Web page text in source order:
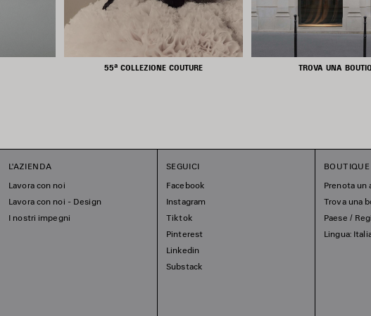
55ª COLLEZIONE COUTURE TROVA UNA
L'AZIENDA
Lavora con noi
Lavora con noi - Design
I nostri impegni
SEGUICI
Facebook
Instagram
Tiktok
Pinterest
Linkedin
Substack
BOUTIQUE
Prenota un
Trova una
Paese /
Lingua: